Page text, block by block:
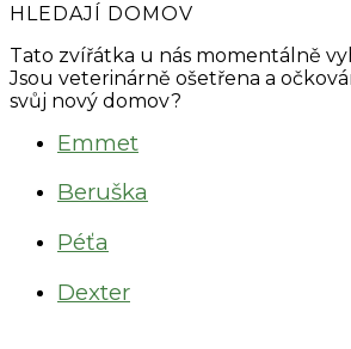
HLEDAJÍ DOMOV
Tato zvířátka u nás momentálně
Jsou veterinárně ošetřena a
svůj nový domov?
Emmet
Beruška
Péťa
Dexter